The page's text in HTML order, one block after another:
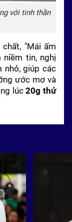
với tinh thần
"Mái ấm
tin, nghị
nhỏ, giúp các
ước mơ và
lúc20g thứ